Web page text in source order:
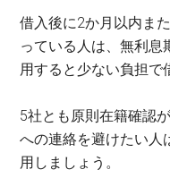
借入後に2か月以内ま
っている人は、無利息
用すると少ない負担で
5社とも原則在籍確認
への連絡を避けたい人
用しましょう。